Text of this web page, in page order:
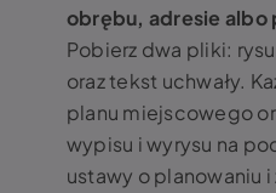
obrębu, adresie albo
Pobierz dwa pliki:
oraz tekst uchwały.
planu miejscowego
wypisu i wyrysu na
ustawy o planowaniu